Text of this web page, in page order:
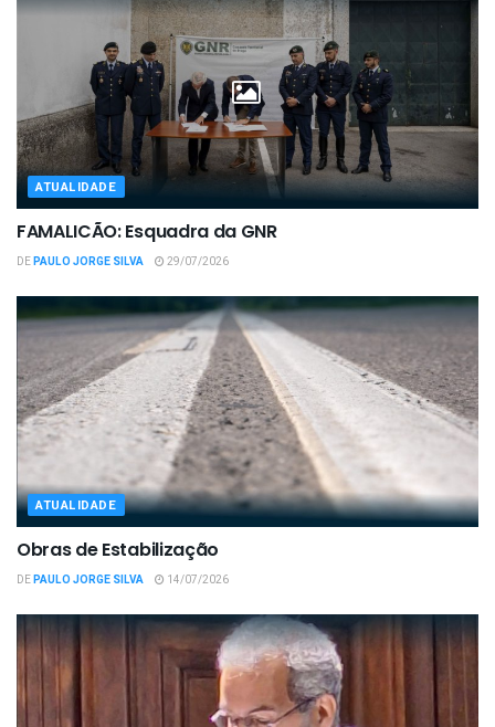
ATUALIDADE
FAMALICÃO: Esquadra da GNR
DEPAULO JORGE SILVA 29/07/2026
ATUALIDADE
Obras de Estabilização
DEPAULO JORGE SILVA 14/07/2026